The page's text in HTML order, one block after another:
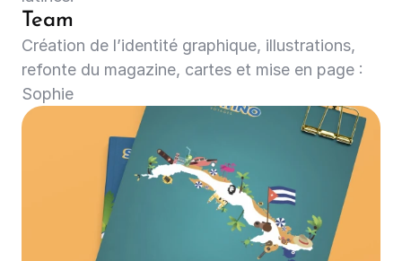
Team
Création de l’identité graphique, illustrations,
refonte du magazine, cartes et mise en page :
Sophie